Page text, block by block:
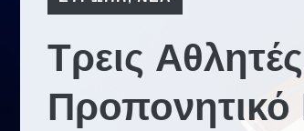
Τρεις